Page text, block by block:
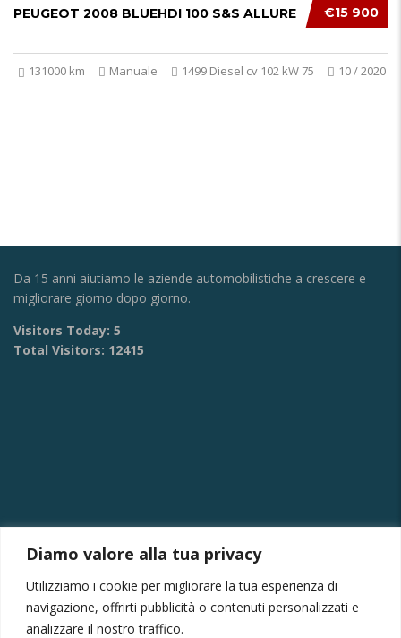
Diamo valore alla tua privacy
Utilizziamo i cookie per migliorare la tua esperienza di
navigazione, offrirti pubblicità o contenuti personalizzati e
analizzare il nostro traffico.
€15 900
PEUGEOT 2008 BLUEHDI 100 S&S ALLURE
131000 km Manuale 1499 Diesel cv 102 kW 75 10 / 2020
Da 15 anni aiutiamo le aziende automobilistiche a crescere e
migliorare giorno dopo giorno.
Visitors Today: 5
Total Visitors: 12415
Via Provinciale Montagna Spaccata 228/H Napoli
Raffaele +39 3282694809